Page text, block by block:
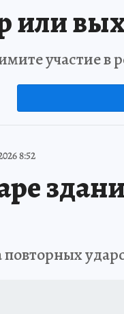
или
участие в
8:52
повторных